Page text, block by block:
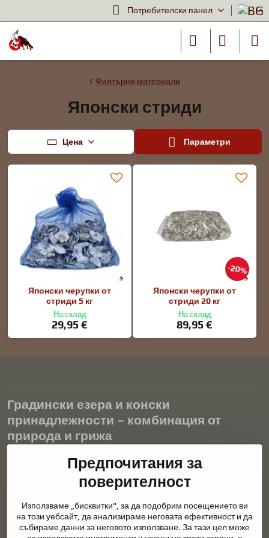
Потребителски панел
Филтърни материали
Японски стриди
Цена Параметри
Японски черупки от
стриди 5 кг
На склад
29,95 €
20%
Японски черупки от
стриди 20 кг
На склад
89,95 €
Градински езера и конски
принадлежности – комбинация от
природа и грижа
Градинските езера са красиво допълнение към всеки екстериор
и създават хармонична среда за релаксация и живот на водните
животни. Правилната технология, филтрацията и редовната
през цялата година. Също толкова важна е грижата за
животните, които са част от нашия живот.
Предпочитания за
поверителност
Използваме „бисквитки", за да подобрим посещението ви
на този уебсайт, да анализираме неговата ефективност и да
събираме данни за неговото използване. За тази цел може